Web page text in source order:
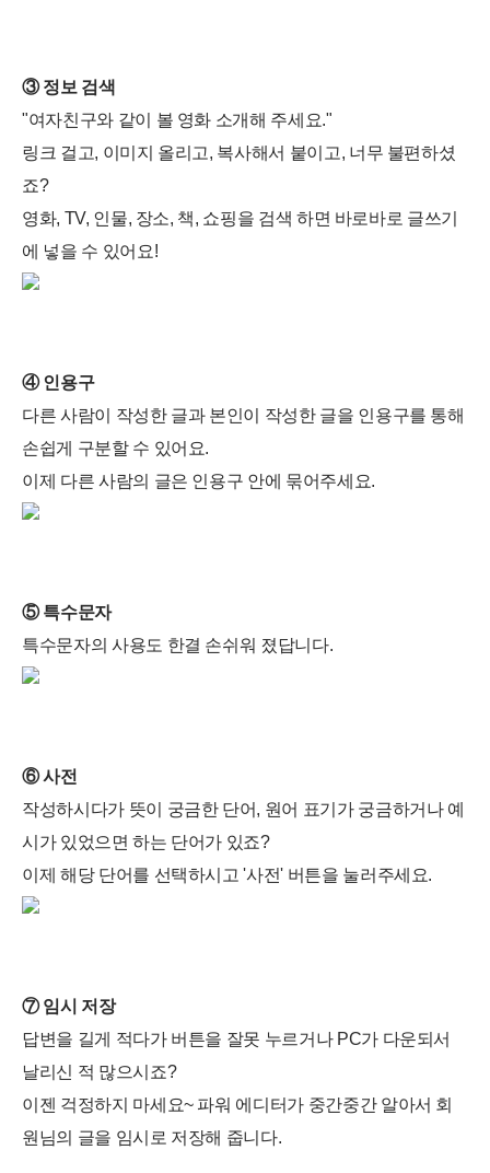
③ 정보 검색
"여자친구와 같이 볼 영화 소개해 주세요."
링크 걸고, 이미지 올리고, 복사해서 붙이고, 너무 불편하셨
죠?
영화, TV, 인물, 장소, 책, 쇼핑을 검색 하면 바로바로 글쓰기
에 넣을 수 있어요!
④ 인용구
다른 사람이 작성한 글과 본인이 작성한 글을 인용구를 통해
손쉽게 구분할 수 있어요.
이제 다른 사람의 글은 인용구 안에 묶어주세요.
⑤ 특수문자
특수문자의 사용도 한결 손쉬워 졌답니다.
⑥ 사전
작성하시다가 뜻이 궁금한 단어, 원어 표기가 궁금하거나 예
시가 있었으면 하는 단어가 있죠?
이제 해당 단어를 선택하시고 '사전' 버튼을 눌러주세요.
⑦ 임시 저장
답변을 길게 적다가 버튼을 잘못 누르거나 PC가 다운되서
날리신 적 많으시죠?
이젠 걱정하지 마세요~ 파워 에디터가 중간중간 알아서 회
원님의 글을 임시로 저장해 줍니다.